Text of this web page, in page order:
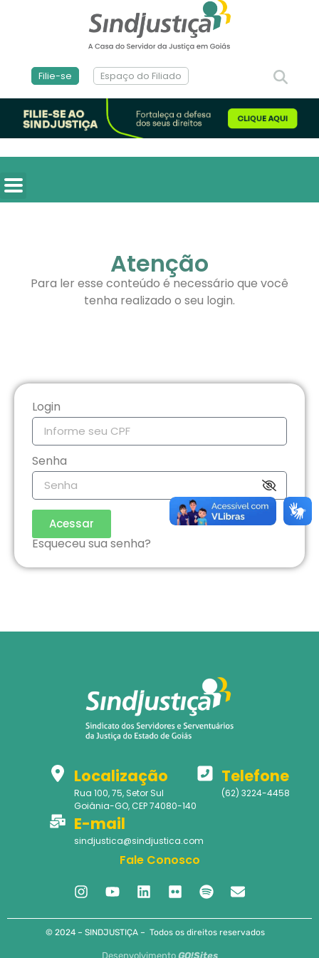
Filie-se Espaço do Filiado
Atenção
Para ler esse conteúdo é necessário que você
tenha realizado o seu login.
Login
Senha
Acessar
Esqueceu sua senha?
Localização
Rua 100, 75, Setor Sul
Goiânia-GO, CEP 74080-140
Telefone
(62) 3224-4458
E-mail
sindjustica@sindjustica.com
Fale Conosco
© 2024 – SINDJUSTIÇA – Todos os direitos reservados
Desenvolvimento GO!Sites